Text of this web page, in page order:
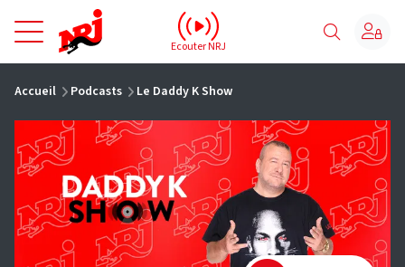
NRJ - Accueil
Ecouter NRJ
Accueil Podcasts Le Daddy K Show